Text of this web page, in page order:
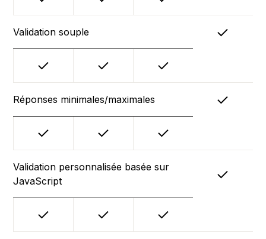
Validation souple
Réponses minimales/maximales
Validation personnalisée basée sur
JavaScript